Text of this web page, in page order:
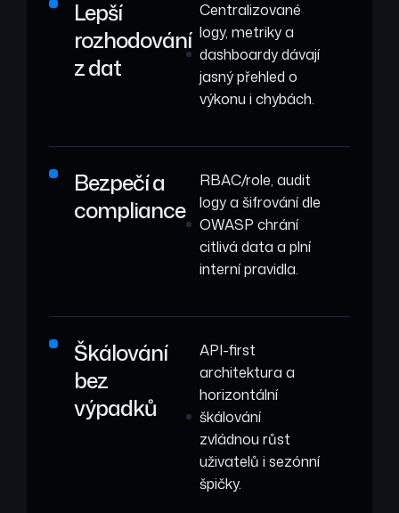
Lepší
rozhodování
z dat
Centralizované
logy, metriky a
dashboardy dávají
jasný přehled o
výkonu i chybách.
Bezpečí a
compliance
RBAC/role, audit
logy a šifrování dle
OWASP chrání
citlivá data a plní
interní pravidla.
Škálování
bez
výpadků
API-first
architektura a
horizontální
škálování
zvládnou růst
uživatelů i sezónní
špičky.